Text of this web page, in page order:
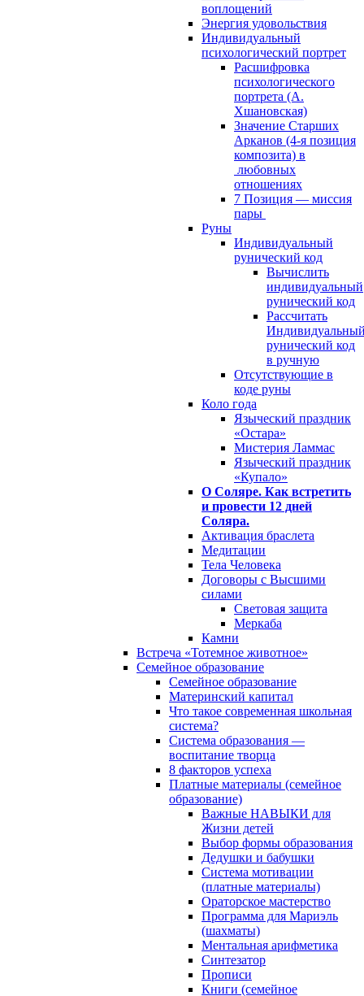
воплощений
Энергия удовольствия
Индивидуальный
психологический портрет
Расшифровка
психологического
портрета (А.
Хшановская)
Значение Старших
Арканов (4-я позиция
композита) в
любовных
отношениях
7 Позиция — миссия
пары
Руны
Индивидуальный
рунический код
Вычислить
индивидуальный
рунический код
Рассчитать
рунический код
в ручную
Отсутствующие в
коде руны
Коло года
Языческий праздник
«Остара»
Мистерия Ламмас
Языческий праздник
«Купало»
О Соляре. Как встретить
и провести 12 дней
Соляра.
Активация браслета
Медитации
Тела Человека
Договоры с Высшими
силами
Световая защита
Меркаба
Камни
Встреча «Тотемное животное»
Семейное образование
Семейное образование
Материнский капитал
Что такое современная школьная
система?
Система образования —
воспитание творца
8 факторов успеха
Платные материалы (семейное
образование)
Важные НАВЫКИ для
Жизни детей
Выбор формы образования
Дедушки и бабушки
Система мотивации
(платные материалы)
Ораторское мастерство
Программа для Мариэль
(шахматы)
Ментальная арифметика
Синтезатор
Прописи
Книги (семейное